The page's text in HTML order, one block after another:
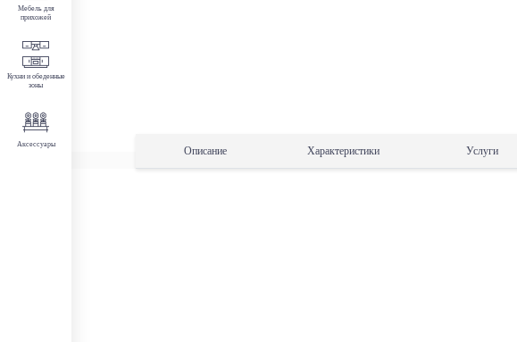
Мебель для
прихожей
Кухни и обеденные
зоны
Аксессуары
Описание Характеристики Услуги